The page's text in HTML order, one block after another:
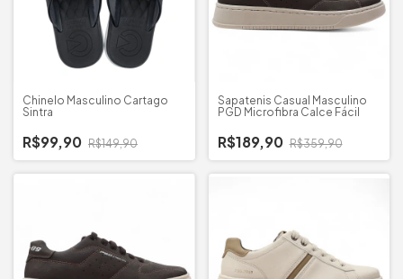
Chinelo Masculino Cartago
Sintra
R$99,90 R$149,90
Sapatenis Casual Masculino
PGD Microfibra Calce Fácil
R$189,90 R$359,90